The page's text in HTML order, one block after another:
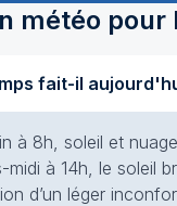
météo pour
fait-il
à 8h, soleil et
midi à 14h, le soleil
d’un léger